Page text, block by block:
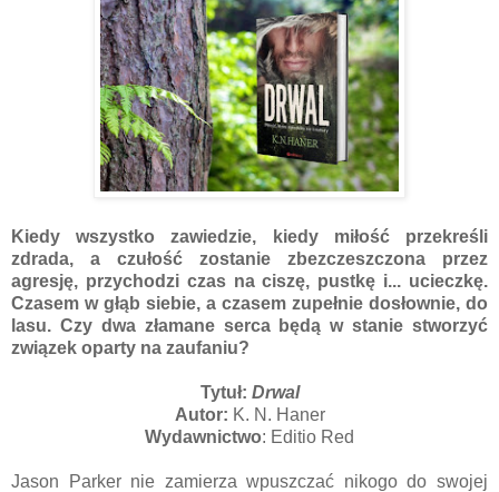
Kiedy wszystko zawiedzie, kiedy miłość przekreśli
zdrada, a czułość zostanie zbezczeszczona przez
agresję, przychodzi czas na ciszę, pustkę i... ucieczkę.
Czasem w głąb siebie, a czasem zupełnie dosłownie, do
lasu. Czy dwa złamane serca będą w stanie stworzyć
związek oparty na zaufaniu?
Tytuł: Drwal
Autor: K. N. Haner
Wydawnictwo: Editio Red
Jason Parker nie zamierza wpuszczać nikogo do swojej